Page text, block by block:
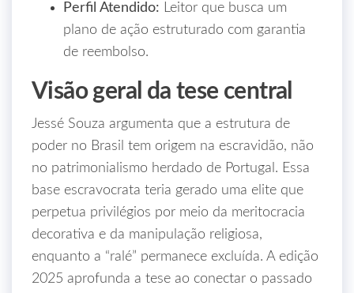
Perfil Atendido: Leitor que busca um
plano de ação estruturado com garantia
de reembolso.
Visão geral da tese central
Jessé Souza argumenta que a estrutura de
poder no Brasil tem origem na escravidão, não
no patrimonialismo herdado de Portugal. Essa
base escravocrata teria gerado uma elite que
perpetua privilégios por meio da meritocracia
decorativa e da manipulação religiosa,
enquanto a “ralé” permanece excluída. A edição
2025 aprofunda a tese ao conectar o passado